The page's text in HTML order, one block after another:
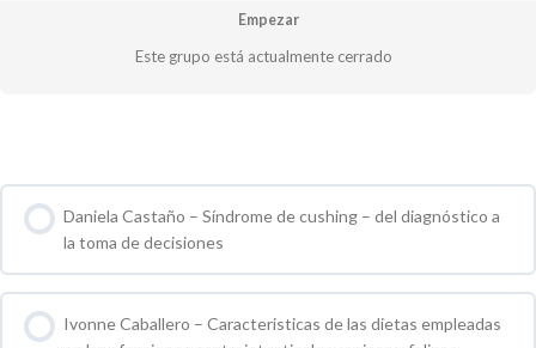
Empezar
Este grupo está actualmente cerrado
Daniela Castaño – Síndrome de cushing – del diagnóstico a
la toma de decisiones
0 % COMPLETO 0 / 0 pasos
Ivonne Caballero – Caracteristicas de las dietas empleadas